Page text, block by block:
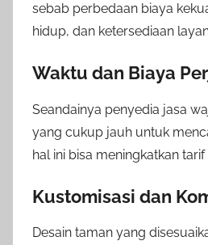
sebab perbedaan biaya
hidup, dan ketersediaan
Waktu dan Biaya
Seandainya penyedia jasa
yang cukup jauh untuk
hal ini bisa meningkatkan
Kustomisasi dan
Desain taman yang